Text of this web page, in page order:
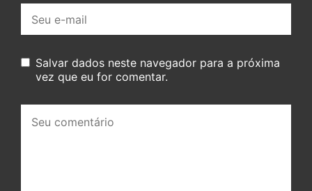
mail:
Salvar dados neste navegador para a próxima
vez que eu for comentar.
comentário: